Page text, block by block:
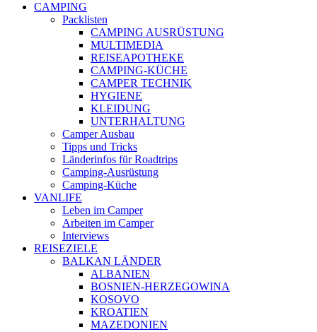
CAMPING
Packlisten
CAMPING AUSRÜSTUNG
MULTIMEDIA
REISEAPOTHEKE
CAMPING-KÜCHE
CAMPER TECHNIK
HYGIENE
KLEIDUNG
UNTERHALTUNG
Camper Ausbau
Tipps und Tricks
Länderinfos für Roadtrips
Camping-Ausrüstung
Camping-Küche
VANLIFE
Leben im Camper
Arbeiten im Camper
Interviews
REISEZIELE
BALKAN LÄNDER
ALBANIEN
BOSNIEN-HERZEGOWINA
KOSOVO
KROATIEN
MAZEDONIEN